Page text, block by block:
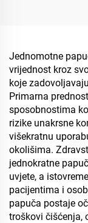
Jednomotne
vrijednost kroz
koje
Primarna
sposobnostima
rizike unakrsne
višekratnu
okolišima.
jednokratne
uvjete, a
pacijentima i
papuča postaje
troškovi čišćenja,